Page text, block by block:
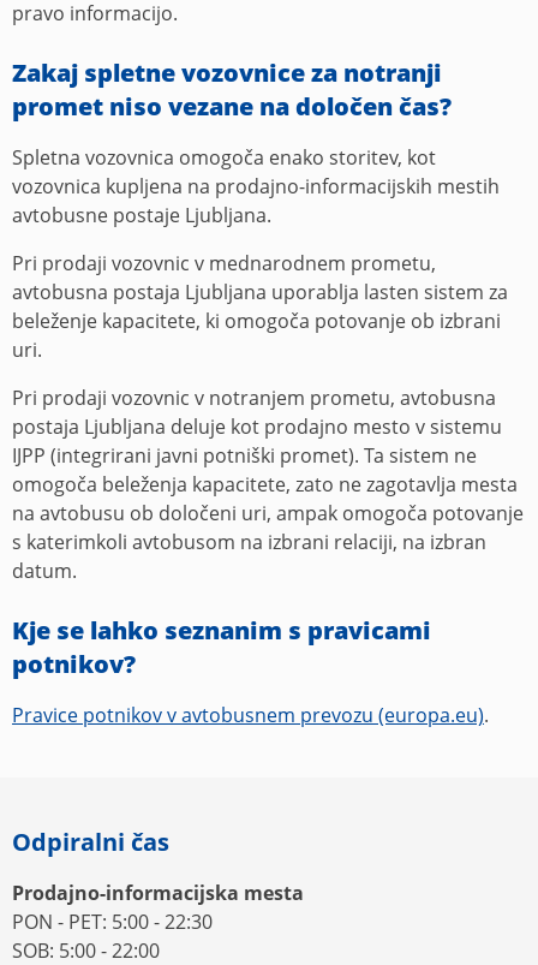
pravo informacijo.
Zakaj spletne vozovnice za notranji
promet niso vezane na določen čas?
Spletna vozovnica omogoča enako storitev, kot
vozovnica kupljena na prodajno-informacijskih mestih
avtobusne postaje Ljubljana.
Pri prodaji vozovnic v mednarodnem prometu,
avtobusna postaja Ljubljana uporablja lasten sistem za
beleženje kapacitete, ki omogoča potovanje ob izbrani
uri.
Pri prodaji vozovnic v notranjem prometu, avtobusna
postaja Ljubljana deluje kot prodajno mesto v sistemu
IJPP (integrirani javni potniški promet). Ta sistem ne
omogoča beleženja kapacitete, zato ne zagotavlja mesta
na avtobusu ob določeni uri, ampak omogoča potovanje
s katerimkoli avtobusom na izbrani relaciji, na izbran
datum.
Kje se lahko seznanim s pravicami
potnikov?
Pravice potnikov v avtobusnem prevozu (europa.eu).
Odpiralni čas
Prodajno-informacijska mesta
PON - PET: 5:00 - 22:30
SOB: 5:00 - 22:00